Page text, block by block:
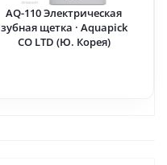
AQ-110 Электрическая
зубная щетка · Aquapick
CO LTD (Ю. Корея)